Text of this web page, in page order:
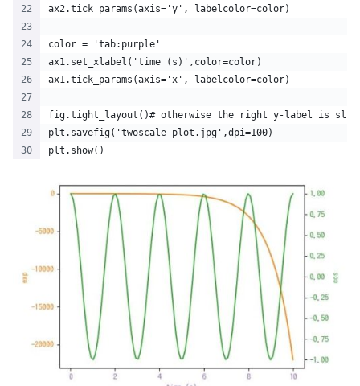
ax2.tick_params(axis='y', labelcolor=color)
color = 'tab:purple'
ax1.set_xlabel('time (s)',color=color)
ax1.tick_params(axis='x', labelcolor=color)
fig.tight_layout()# otherwise the right y-label is
plt.savefig('twoscale_plot.jpg',dpi=100)
plt.show()